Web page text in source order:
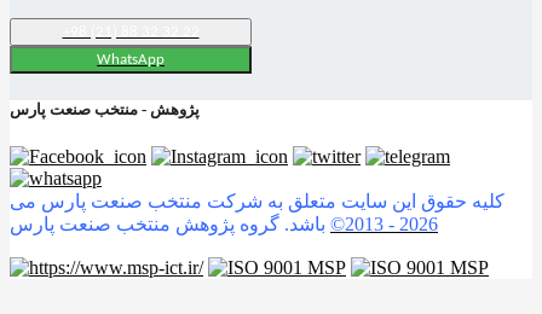
WhatsApp
پژوهش - منتخب صنعت پارس
کلیه حقوق این سایت متعلق به شرکت منتخب صنعت پارس می
©2013 - 2026